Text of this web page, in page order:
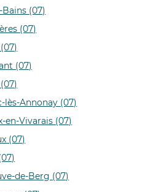
Bains (07)
(07)
(07)
lès-Annonay (07)
en-Vivarais (07)
(07)
de-Berg (07)